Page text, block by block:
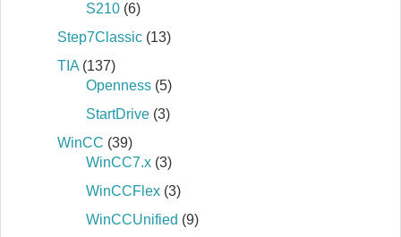
S210 (6)
Step7Classic (13)
TIA (137)
Openness (5)
StartDrive (3)
WinCC (39)
WinCC7.x (3)
WinCCFlex (3)
WinCCUnified (9)